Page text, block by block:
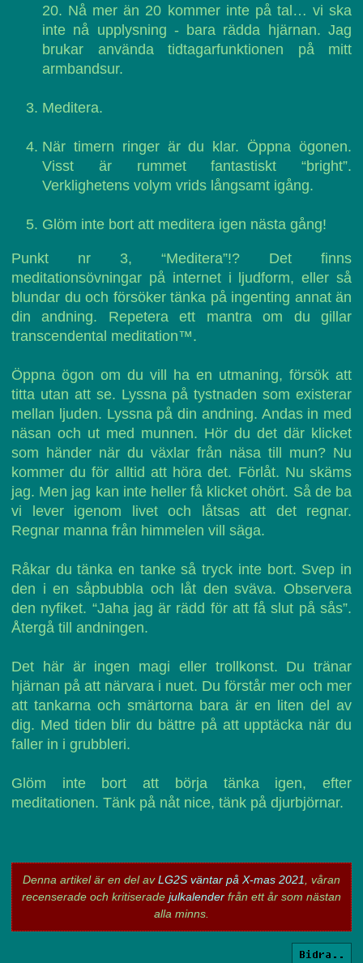
20. Nå mer än 20 kommer inte på tal… vi ska
inte nå upplysning - bara rädda hjärnan. Jag
brukar använda tidtagarfunktionen på mitt
armbandsur.
Meditera.
När timern ringer är du klar. Öppna ögonen.
Visst är rummet fantastiskt “bright”.
Verklighetens volym vrids långsamt igång.
Glöm inte bort att meditera igen nästa gång!
Punkt nr 3, “Meditera”!? Det finns
meditationsövningar på internet i ljudform, eller så
blundar du och försöker tänka på ingenting annat än
din andning. Repetera ett mantra om du gillar
transcendental meditation™.
Öppna ögon om du vill ha en utmaning, försök att
titta utan att se. Lyssna på tystnaden som existerar
mellan ljuden. Lyssna på din andning. Andas in med
näsan och ut med munnen. Hör du det där klicket
som händer när du växlar från näsa till mun? Nu
kommer du för alltid att höra det. Förlåt. Nu skäms
jag. Men jag kan inte heller få klicket ohört. Så de ba
vi lever igenom livet och låtsas att det regnar.
Regnar manna från himmelen vill säga.
Råkar du tänka en tanke så tryck inte bort. Svep in
den i en såpbubbla och låt den sväva. Observera
den nyfiket. “Jaha jag är rädd för att få slut på sås”.
Återgå till andningen.
Det här är ingen magi eller trollkonst. Du tränar
hjärnan på att närvara i nuet. Du förstår mer och mer
att tankarna och smärtorna bara är en liten del av
dig. Med tiden blir du bättre på att upptäcka när du
faller in i grubbleri.
Glöm inte bort att börja tänka igen, efter
meditationen. Tänk på nåt nice, tänk på djurbjörnar.
Denna artikel är en del avLG2S väntar på X-mas 2021
, våran
recenserade och kritiserade julkalender från ett år som nästan
alla minns.
Bidra..